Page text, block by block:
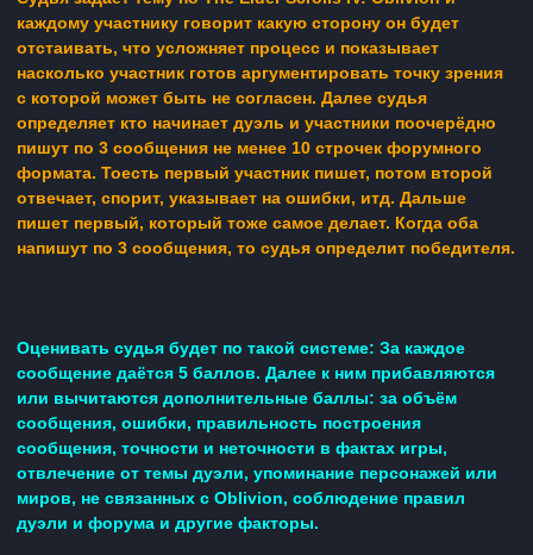
каждому участнику говорит какую сторону он будет
отстаивать, что усложняет процесс и показывает
насколько участник готов аргументировать точку зрения
с которой может быть не согласен. Далее судья
определяет кто начинает дуэль и участники поочерёдно
пишут по 3 сообщения не менее 10 строчек форумного
формата. Тоесть первый участник пишет, потом второй
отвечает, спорит, указывает на ошибки, итд. Дальше
пишет первый, который тоже самое делает. Когда оба
напишут по 3 сообщения, то судья определит победителя.
Оценивать судья будет по такой системе: За каждое
сообщение даётся 5 баллов. Далее к ним прибавляются
или вычитаются дополнительные баллы: за объём
сообщения, ошибки, правильность построения
сообщения, точности и неточности в фактах игры,
отвлечение от темы дуэли, упоминание персонажей или
миров, не связанных с Oblivion, соблюдение правил
дуэли и форума и другие факторы.